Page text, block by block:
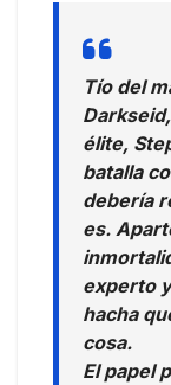
Tío del
élite,
batalla
debería
es.
experto
hacha
cosa.
El papel